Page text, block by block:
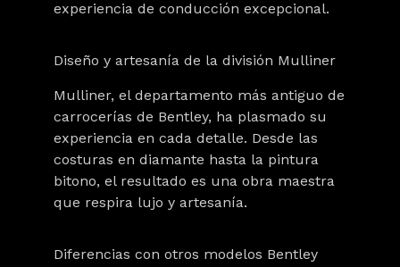
experiencia de conducción excepcional.
Diseño y artesanía de la división Mulliner
Mulliner, el departamento más antiguo de
carrocerías de Bentley, ha plasmado su
experiencia en cada detalle. Desde las
costuras en diamante hasta la pintura
bitono, el resultado es una obra maestra
que respira lujo y artesanía.
Diferencias con otros modelos Bentley